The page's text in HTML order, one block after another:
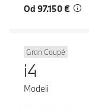
Od 97.150 €
Gran Coupé
i4
Modeli